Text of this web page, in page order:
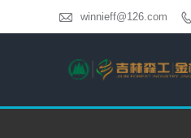
 winnieff@126.com 